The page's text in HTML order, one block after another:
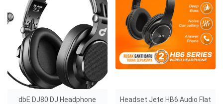
dbE DJ80 DJ Headphone Headset Jete HB6 Audio Flat